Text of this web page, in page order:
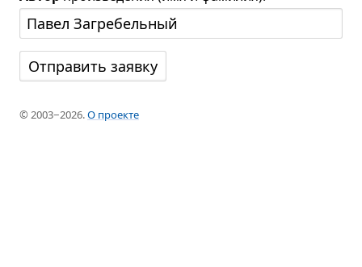
© 2003−2026.О проекте